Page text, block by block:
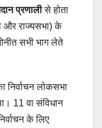
प्रणालीसे होता
और राज्यसभा) के
सभी भाग लेते
निर्वाचन लोकसभा
11 वा संविधान
के लिए